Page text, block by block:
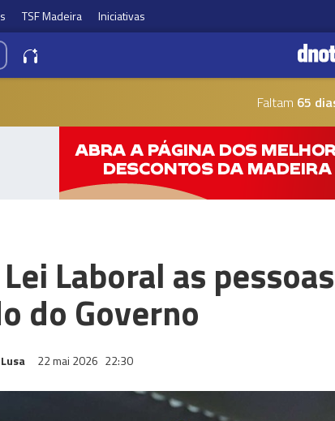
TSF Madeira Iniciativas
Faltam 65
Laboral as
do Governo
22 mai 2026 22:30